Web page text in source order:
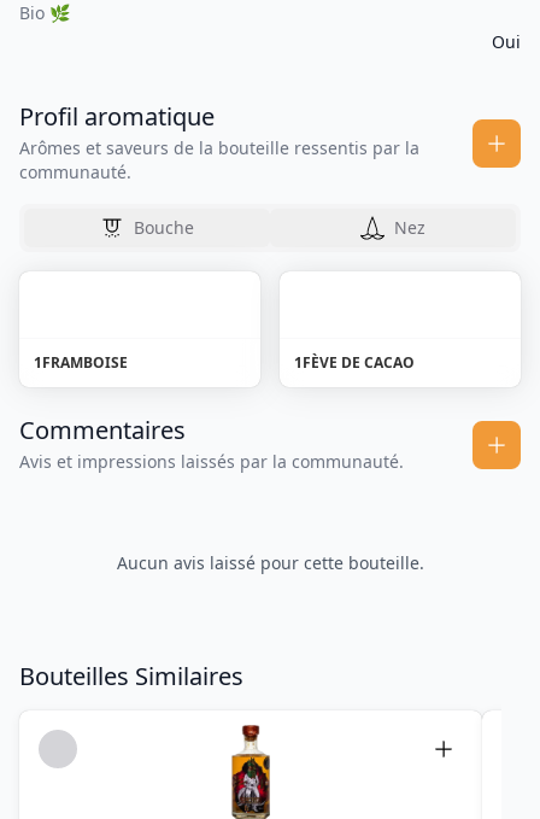
Bio 🌿
Oui
Profil aromatique
Arômes et saveurs de la bouteille ressentis par la
communauté.
Bouche Nez
1FRAMBOISE 1FÈVE DE CACAO
Commentaires
Avis et impressions laissés par la communauté.
Aucun avis laissé pour cette bouteille.
Bouteilles Similaires